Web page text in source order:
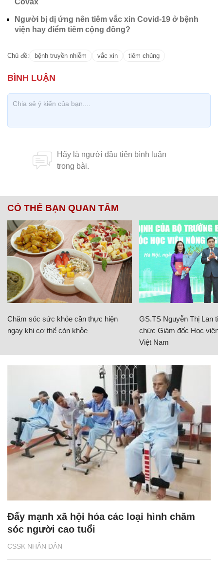
Covax
Người bị dị ứng nên tiêm vắc xin Covid-19 ở bệnh
viện hay điểm tiêm cộng đồng?
Chủ đề: bệnh truyền nhiễm vắc xin tiêm chủng
CÓ THỂ BẠN QUAN TÂM
Chăm sóc sức khỏe cần thực hiện
ngay khi cơ thể còn khỏe
GS.TS Nguyễn Thị Lan
chức Giám đốc Học
Việt Nam
CSSK NHÂN DÂN
Đẩy mạnh xã hội hóa các loại hình chăm
sóc người cao tuổi